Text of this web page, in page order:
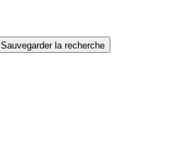
Sauvegarder la recherche